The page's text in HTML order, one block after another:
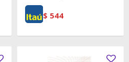
$ 544